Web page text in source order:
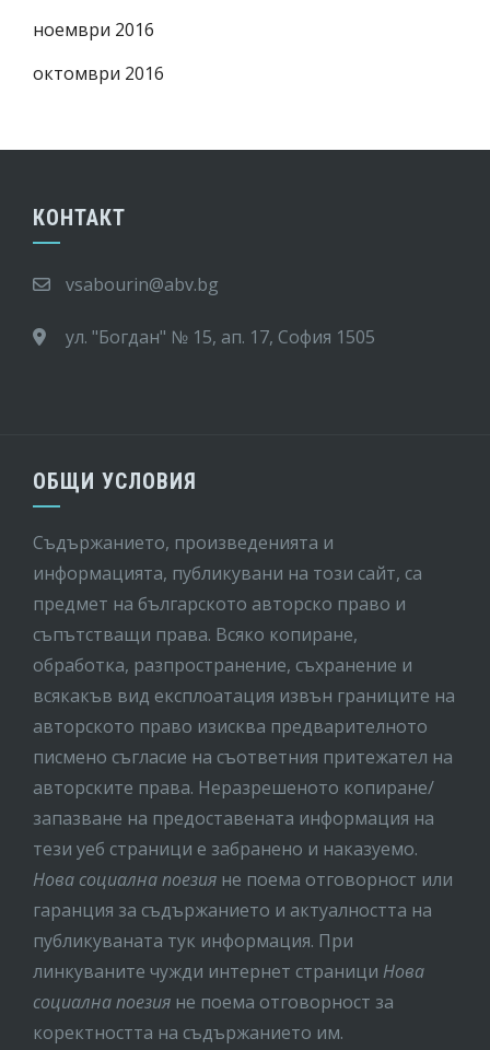
ноември 2016
октомври 2016
КОНТАКТ
vsabourin@abv.bg
ул. "Богдан" № 15, ап. 17, София 1505
ОБЩИ УСЛОВИЯ
Съдържанието, произведенията и
информацията, публикувани на този сайт, са
предмет на бългaрското авторско право и
съпътстващи права. Всяко копиране,
обработка, разпространение, съхранение и
всякакъв вид експлоатация извън границите на
авторското право изисква предварителното
писмено съгласие на съответния притежател на
авторските права. Неразрешеното копиране/
запазване на предоставената информация на
тези уеб страници е забранено и наказуемо.
Нова социална поезия не поема отговорност или
гаранция за съдържанието и актуалността на
публикуваната тук информация. При
линкуваните чужди интернет страници Нова
социална поезия не поема отговорност за
коректността на съдържанието им.